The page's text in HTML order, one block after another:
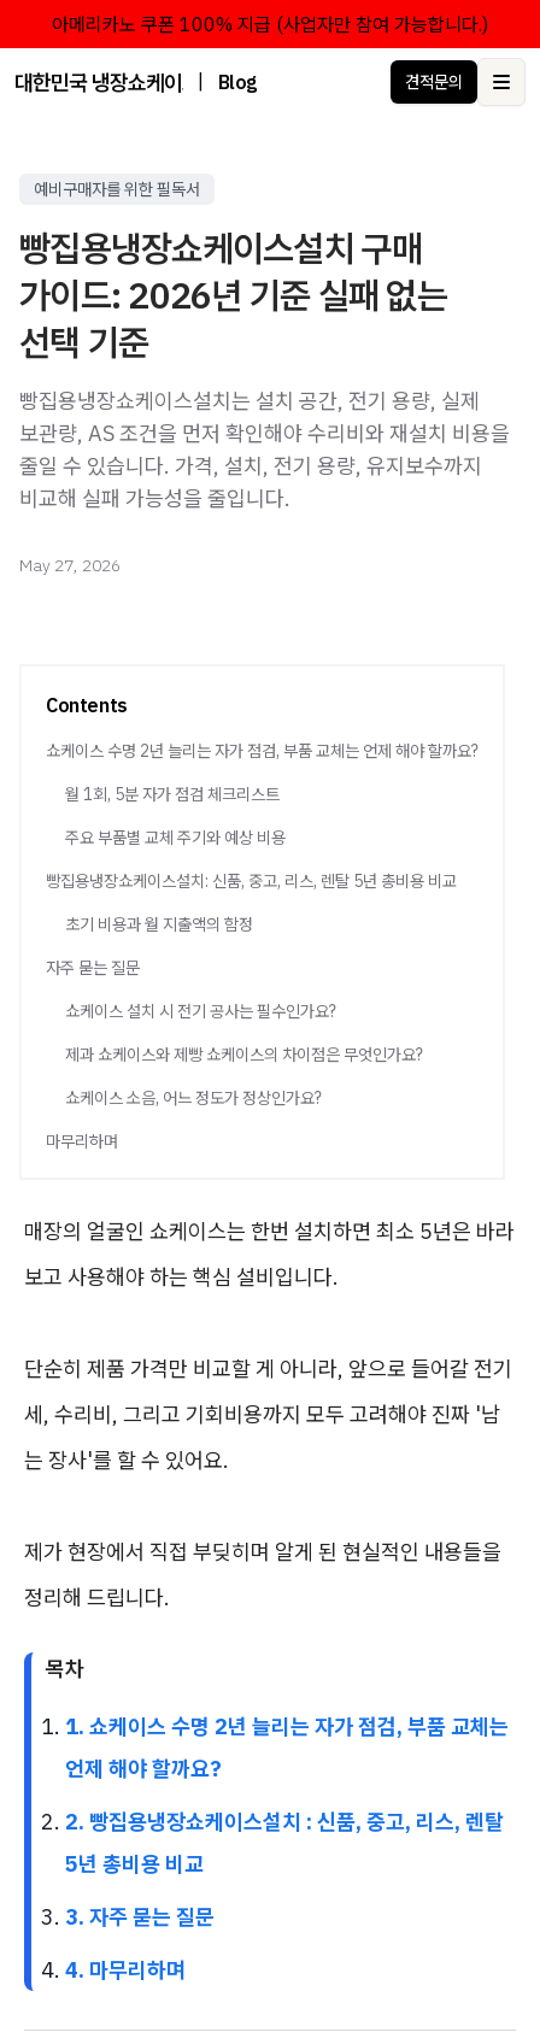
아메리카노 쿠폰 100% 지급 (사업자만 참여 가능합니다.)
대한민국 냉장쇼케이스 점유율 1위 브랜드 한성쇼케이스
Blog 견적문의
예비구매자를 위한 필독서
빵집용냉장쇼케이스설치 구매
가이드: 2026년 기준 실패 없는
선택 기준
빵집용냉장쇼케이스설치는 설치 공간, 전기 용량, 실제
보관량, AS 조건을 먼저 확인해야 수리비와 재설치 비용을
줄일 수 있습니다. 가격, 설치, 전기 용량, 유지보수까지
비교해 실패 가능성을 줄입니다.
May 27, 2026
Contents
쇼케이스 수명 2년 늘리는 자가 점검, 부품 교체는 언제 해야 할까요?
월 1회, 5분 자가 점검 체크리스트
주요 부품별 교체 주기와 예상 비용
빵집용냉장쇼케이스설치: 신품, 중고, 리스, 렌탈 5년 총비용 비교
초기 비용과 월 지출액의 함정
자주 묻는 질문
쇼케이스 설치 시 전기 공사는 필수인가요?
제과 쇼케이스와 제빵 쇼케이스의 차이점은 무엇인가요?
쇼케이스 소음, 어느 정도가 정상인가요?
마무리하며
매장의 얼굴인 쇼케이스는 한번 설치하면 최소 5년은 바라
보고 사용해야 하는 핵심 설비입니다.
단순히 제품 가격만 비교할 게 아니라, 앞으로 들어갈 전기
세, 수리비, 그리고 기회비용까지 모두 고려해야 진짜 '남
는 장사'를 할 수 있어요.
제가 현장에서 직접 부딪히며 알게 된 현실적인 내용들을
정리해 드립니다.
목차
1. 쇼케이스 수명 2년 늘리는 자가 점검, 부품 교체는
언제 해야 할까요?
2. 빵집용냉장쇼케이스설치 : 신품, 중고, 리스, 렌탈
5년 총비용 비교
3. 자주 묻는 질문
4. 마무리하며